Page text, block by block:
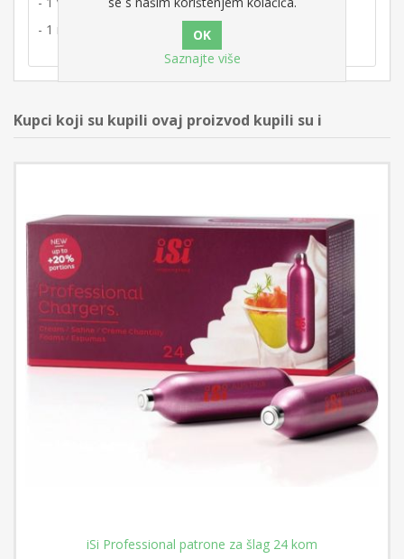
- 1 ravni vrh od nehrđajućeg čelika.
Kupci koji su kupili ovaj proizvod kupili su i
iSi Professional patrone za šlag 24 kom
Saznajte više